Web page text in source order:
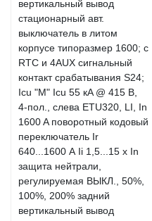
стационарный авт.
выключатель в литом
корпусе типоразмер 1600; с
RTC и 4AUX сигнальный
контакт срабатывания S24;
Icu "M" Icu 55 кA @ 415 В,
4-пол., слева ETU320, LI, In
1600 A поворотный кодовый
переключатель Ir
640...1600 А Ii 1,5...15 x In
защита нейтрали,
регулируемая ВЫКЛ., 50%,
100%, 200% задний
вертикальный вывод